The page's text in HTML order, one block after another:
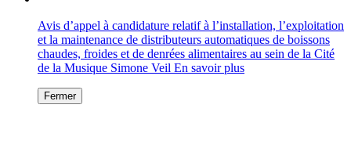
Avis d’appel à candidature relatif à l’installation, l’exploitation
et la maintenance de distributeurs automatiques de boissons
chaudes, froides et de denrées alimentaires au sein de la Cité
de la Musique Simone Veil En savoir plus
Fermer